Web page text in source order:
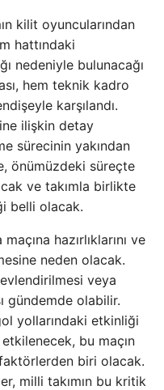
kilit oyuncularından
hattındaki
nedeniyle bulunacağı
hem teknik kadro
karşılandı.
ilişkin detay
sürecinin yakından
önümüzdeki süreçte
ve takımla birlikte
belli olacak.
hazırlıklarını ve
neden olacak.
veya
gündemde olabilir.
yollarındaki etkinliği
bu maçın
biri olacak.
milli takımın bu kritik